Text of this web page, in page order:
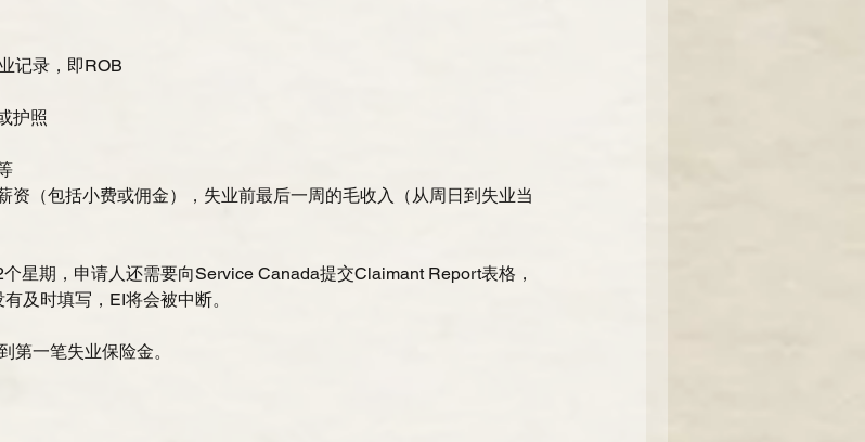
记录，即ROB
护照
资（包括小费或佣金），失业前最后一周的毛收入（从周日到失业当
星期，申请人还需要向Service Canada提交Claimant Report表格，
及时填写，EI将会被中断。
第一笔失业保险金。